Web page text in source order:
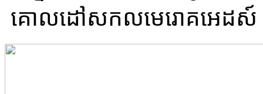
គោលដៅសកលមេរោគអេដស៍